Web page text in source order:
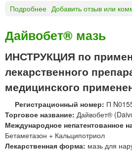
р
с
и
н
ж
и
д
о
Подробнее
а
й
о
н
к
с
®
м
з
Добавить отзыв или
Дайвобет® мазь
ИНСТРУКЦИЯ по
лекарственного
медицинского
Регистрационный номер: П
Торговое название: Дайвобет®
Международное непатентованное
Бетаметазон + Кальципотриол
Лекарственная форма: мазь для